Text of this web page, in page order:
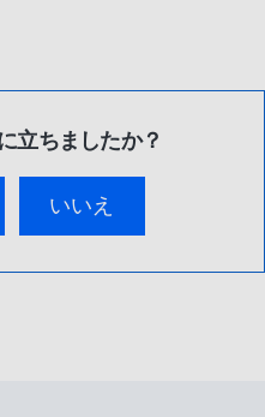
立ちましたか？
いいえ